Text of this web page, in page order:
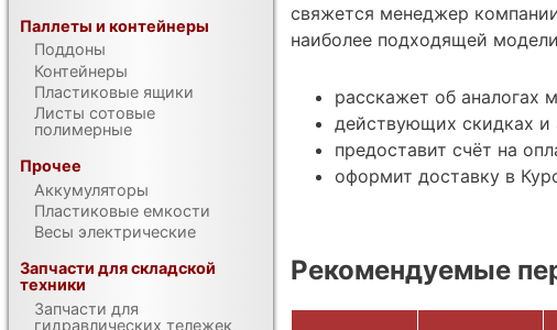
свяжется менеджер
наиболее подходящей
расскажет об аналогах
действующих скидках и
предоставит счёт на
оформит доставку в
Рекомендуемые
Паллеты и контейнеры
Поддоны
Контейнеры
Пластиковые ящики
Листы сотовые
полимерные
Прочее
Аккумуляторы
Пластиковые емкости
Весы электрические
Запчасти для складской
техники
Запчасти для
гидравлических тележек